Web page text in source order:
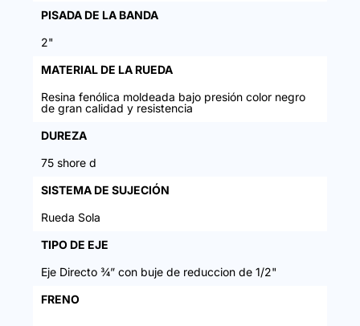
PISADA DE LA BANDA
2"
MATERIAL DE LA RUEDA
Resina fenólica moldeada bajo presión color negro
de gran calidad y resistencia
DUREZA
75 shore d
SISTEMA DE SUJECIÓN
Rueda Sola
TIPO DE EJE
Eje Directo ¾” con buje de reduccion de 1/2"
FRENO